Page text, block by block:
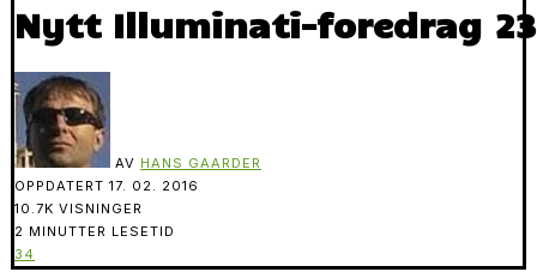
Nytt Illuminati-foredrag
AV HANS GAARDER
OPPDATERT 17. 02. 2016
10.7K VISNINGER
2 MINUTTER LESETID
34